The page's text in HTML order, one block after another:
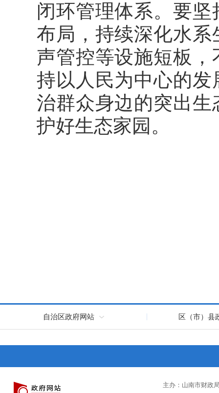
闭环管理体系。要
布局，持续深化水
声管控等设施短板
持以人民为中心的
治群众身边的突出
护好生态家园。
自治区政府网站 区（市）县
主办：山南市财政